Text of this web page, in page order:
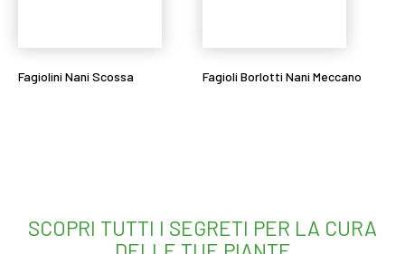
Fagiolini Nani Scossa Fagioli Borlotti Nani Meccano
SCOPRI TUTTI I SEGRETI PER LA CURA